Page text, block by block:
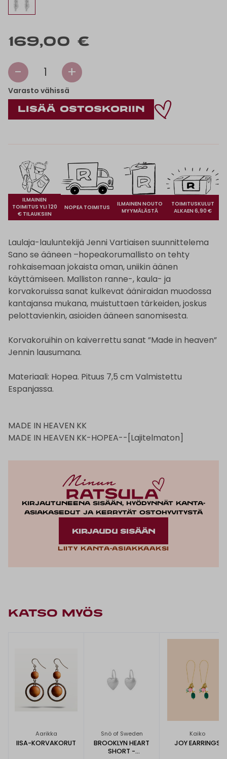
169,00 €
- 1 +
Varasto vähissä
ILMAINEN
TOIMITUS YLI 120
€ TILAUKSIIN
NOPEA TOIMITUS
ILMAINEN NOUTO
MYYMÄLÄSTÄ
TOIMITUSKULUT
ALKAEN 6,90 €
Laulaja-lauluntekijä Jenni Vartiaisen suunnittelema
Sano se ääneen –hopeakorumallisto on tehty
rohkaisemaan jokaista oman, uniikin äänen
käyttämiseen. Malliston ranne-, kaula- ja
korvakoruissa sanat kulkevat ääniraidan muodossa
kantajansa mukana, muistuttaen tärkeiden, joskus
pelottavienkin, asioiden ääneen sanomisesta.
Korvakoruihin on kaiverrettu sanat ”Made in heaven”
Jennin lausumana.
Materiaali: Hopea. Pituus 7,5 cm Valmistettu
Espanjassa.
MADE IN HEAVEN KK
MADE IN HEAVEN KK-HOPEA--[Lajitelmaton]
Kirjautuneena sisään, hyödynnät kanta-
asiakasedut ja kerrytät ostohyvitystä
KIRJAUDU SISÄÄN
Liity kanta-asiakkaaksi
KATSO MYÖS
Aarikka
IISA-KORVAKORUT
Snö of Sweden
BROOKLYN HEART
SHORT -
Kaiko
JOY EARRINGS